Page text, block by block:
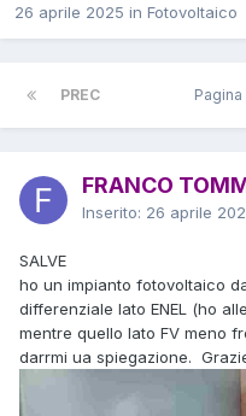
26 aprile 2025 in Fotovoltaico
PREC Pagina
FRANCO
Inserito: 26 aprile
SALVE
ho un impianto fotovoltaico
differenziale lato ENEL (ho
mentre quello lato FV meno
darrmi ua spiegazione.